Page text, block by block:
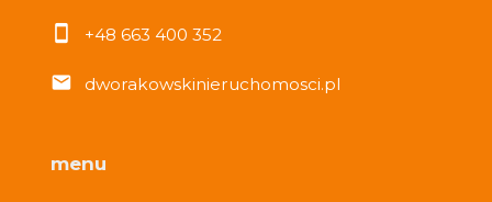
+48 663 400 352
dworakowskinieruchomosci.pl
menu